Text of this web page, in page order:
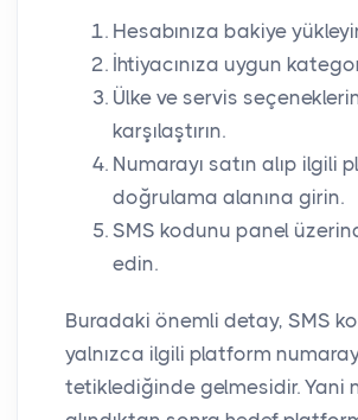
Hesabınıza bakiye
İhtiyacınıza uygun
Ülke ve servis
karşılaştırın.
Numarayı satın alıp ilgili
doğrulama alanına girin.
SMS kodunu panel
edin.
Buradaki önemli detay, SMS
yalnızca ilgili platform
tetiklediğinde gelmesidir. Yani